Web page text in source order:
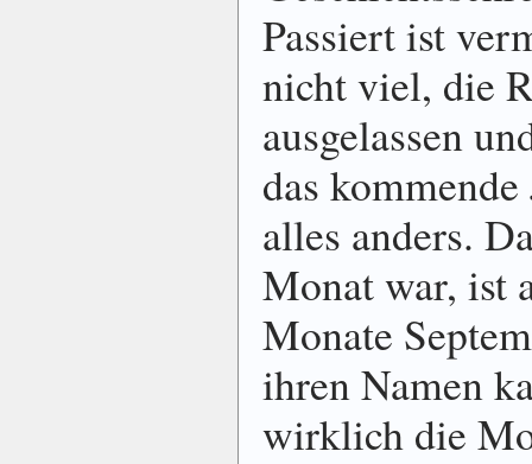
Passiert ist
nicht viel, die
ausgelassen
das
alles anders.
Monat war, ist
Monate
ihren Namen
wirklich die